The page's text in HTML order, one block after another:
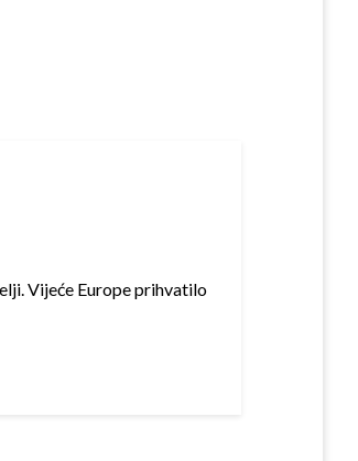
Vijeće Europe prihvatilo